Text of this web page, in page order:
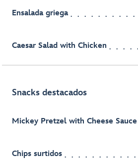
Ensalada griega
Caesar Salad with Chicken
Snacks destacados
Mickey Pretzel with Cheese Sauce
Chips surtidos